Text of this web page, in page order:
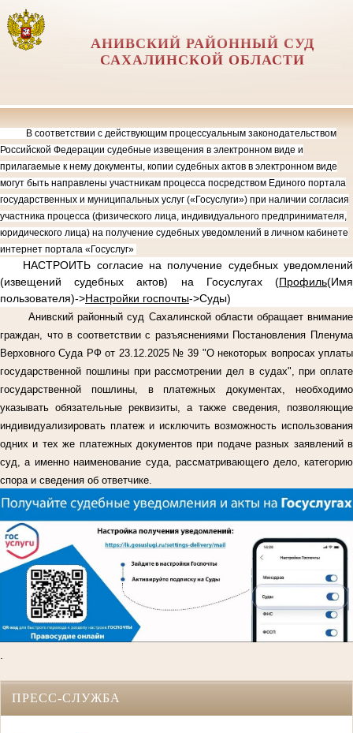
АНИВСКИЙ РАЙОННЫЙ СУД
САХАЛИНСКОЙ ОБЛАСТИ
В соответствии с действующим процессуальным законодательством
Российской Федерации судебные извещения в электронном виде и
прилагаемые к нему документы, копии судебных актов в электронном виде
могут быть направлены участникам процесса посредством Единого портала
государственных и муниципальных услуг («Госуслуги») при наличии согласия
участника процесса (физического лица, индивидуального предпринимателя,
юридического лица) на получение судебных уведомлений в личном кабинете
интернет портала «Госуслуг»
НАСТРОИТЬ согласие на получение судебных уведомлений
(извещений судебных актов) на Госуслугах (Профиль(Имя
пользователя)->Настройки госпочты->Суды)
Анивский районный суд Сахалинской области обращает внимание
граждан, что в соответствии с разъяснениями Постановления Пленума
Верховного Суда РФ от 23.12.2025 № 39 "О некоторых вопросах уплаты
государственной пошлины при рассмотрении дел в судах", при оплате
государственной пошлины, в платежных документах, необходимо
указывать обязательные реквизиты, а также сведения, позволяющие
индивидуализировать платеж и исключить возможность использования
одних и тех же платежных документов при подаче разных заявлений в
суд, а именно наименование суда, рассматривающего дело, категорию
спора и сведения об ответчике.
.
ПРЕСС-СЛУЖБА